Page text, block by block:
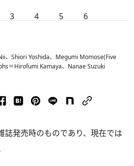
3 4 5 6
、Shiori Yoshida、Megumi Momose(Five
＝Hirofumi Kamaya、Nanae Suzuki
発売時のものであり、現在では